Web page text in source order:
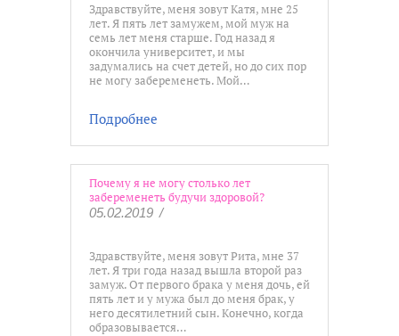
Здравствуйте, меня зовут Катя, мне 25
лет. Я пять лет замужем, мой муж на
семь лет меня старше. Год назад я
окончила университет, и мы
задумались на счет детей, но до сих пор
не могу забеременеть. Мой…
Подробнее
Почему я не могу столько лет
забеременеть будучи здоровой?
05.02.2019 /
Здравствуйте, меня зовут Рита, мне 37
лет. Я три года назад вышла второй раз
замуж. От первого брака у меня дочь, ей
пять лет и у мужа был до меня брак, у
него десятилетний сын. Конечно, когда
образовывается…